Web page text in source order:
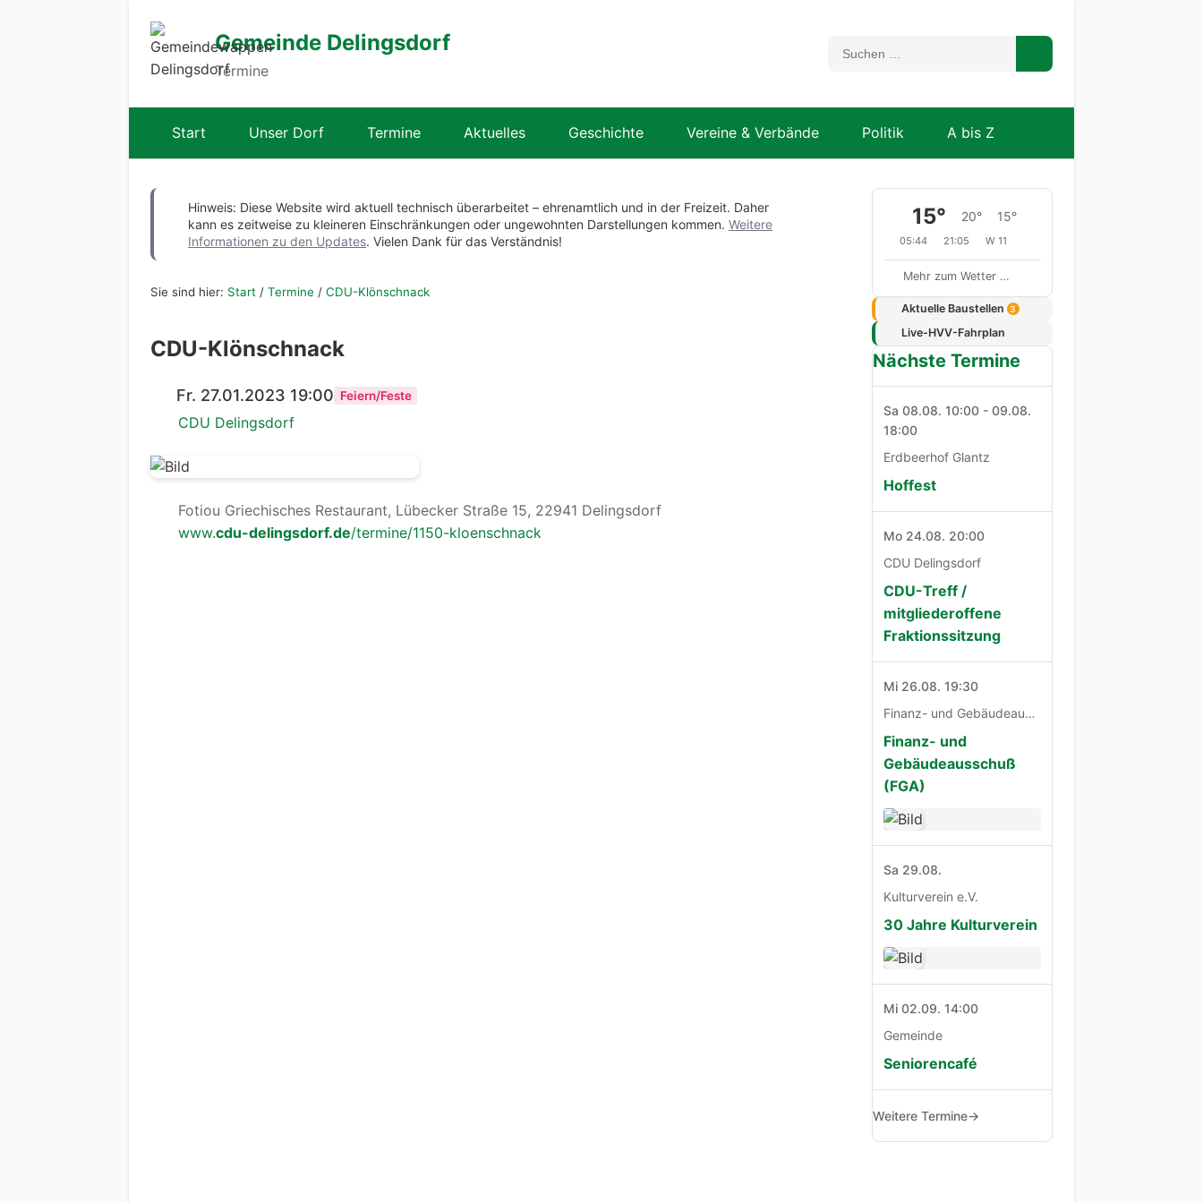
Gemeinde Delingsdorf
Termine
Start Unser Dorf Termine Aktuelles Geschichte Vereine & Verbände Politik A bis Z
Hinweis: Diese Website wird aktuell technisch überarbeitet – ehrenamtlich und in der Freizeit. Daher
kann es zeitweise zu kleineren Einschränkungen oder ungewohnten Darstellungen kommen. Weitere
Informationen zu den Updates. Vielen Dank für das Verständnis!
Sie sind hier: Start / Termine / CDU-Klönschnack
CDU-Klönschnack
Fr. 27.01.2023 19:00 Feiern/Feste
CDU Delingsdorf
Fotiou Griechisches Restaurant, Lübecker Straße 15, 22941 Delingsdorf
www.cdu-delingsdorf.de/termine/1150-kloenschnack
15° 20° 15°
05:44 21:05 W 11
Mehr zum Wetter …
Aktuelle Baustellen 3
Live-HVV-Fahrplan
Nächste Termine
Sa 08.08. 10:00 - 09.08.
18:00
Erdbeerhof Glantz
Hoffest
Mo 24.08. 20:00
CDU Delingsdorf
CDU-Treff /
mitgliederoffene
Fraktionssitzung
Mi 26.08. 19:30
Finanz- und Gebäudeausschuß
Finanz- und
Gebäudeausschuß
(FGA)
Sa 29.08.
Kulturverein e.V.
30 Jahre Kulturverein
Mi 02.09. 14:00
Gemeinde
Seniorencafé
Weitere Termine→